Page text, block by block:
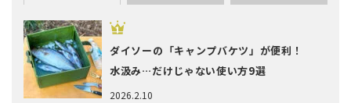
2026.2.10
ダイソーの「キャンプバケツ」が便利！
水汲み…だけじゃない使い方9選